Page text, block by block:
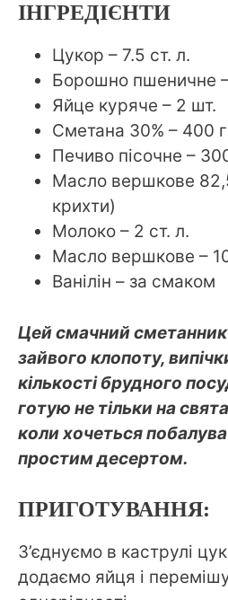
ІНГРЕДІЄНТИ
Цукор – 7.5 ст. л.
Борошно пшеничне
Яйце куряче – 2 шт.
Сметана 30% – 400 г
Печиво пісочне –
Масло вершкове
крихти)
Молоко – 2 ст. л.
Масло вершкове –
Ванілін – за смаком
Цей смачний сметанник
зайвого клопоту,
кількості брудного
готую не тільки на
коли хочеться
простим десертом.
ПРИГОТУВАННЯ:
З’єднуємо в каструлі
додаємо яйця і